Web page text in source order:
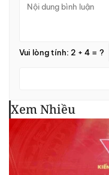
Vui lòng tính: 2 + 4 = ?
Xem Nhiều